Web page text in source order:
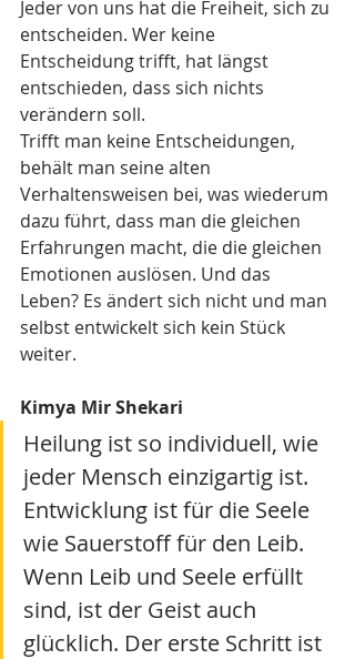
Jeder von uns hat die Freiheit, sich zu
entscheiden. Wer keine
Entscheidung trifft, hat längst
entschieden, dass sich nichts
verändern soll.
Trifft man keine Entscheidungen,
behält man seine alten
Verhaltensweisen bei, was wiederum
dazu führt, dass man die gleichen
Erfahrungen macht, die die gleichen
Emotionen auslösen. Und das
Leben? Es ändert sich nicht und man
selbst entwickelt sich kein Stück
weiter.
Kimya Mir Shekari
Heilung ist so individuell, wie
jeder Mensch einzigartig ist.
Entwicklung ist für die Seele
wie Sauerstoff für den Leib.
Wenn Leib und Seele erfüllt
sind, ist der Geist auch
glücklich. Der erste Schritt ist